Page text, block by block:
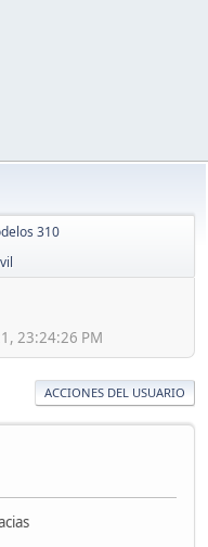
310
23:24:26 PM
ACCIONES DEL USUARIO